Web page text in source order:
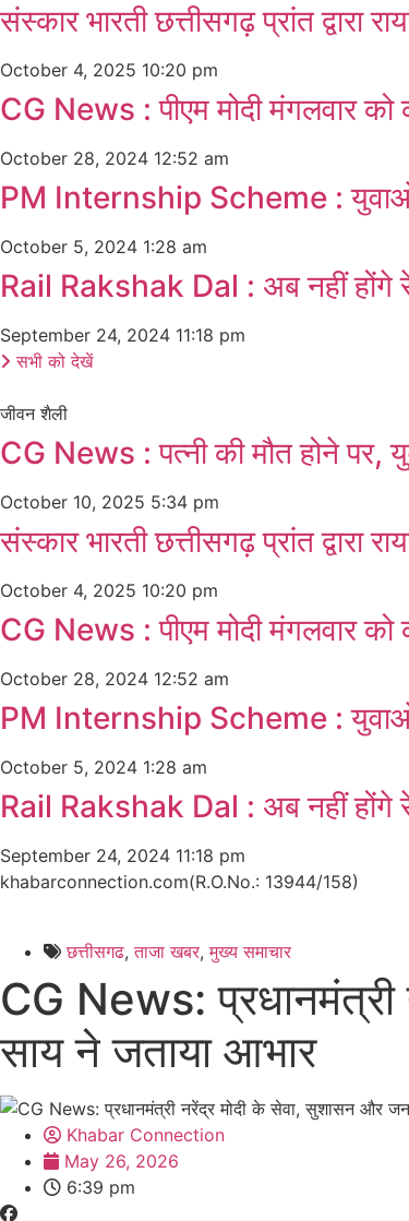
संस्कार भारती छत्तीसगढ़ प्रांत द्वारा
October 4, 2025 10:20 pm
CG News : पीएम मोदी मंगलवार
October 28, 2024 12:52 am
PM Internship Scheme : युवाओं
October 5, 2024 1:28 am
Rail Rakshak Dal : अब नहीं होंगे
September 24, 2024 11:18 pm
सभी को देखें
जीवन शैली
CG News : पत्नी की मौत होने पर,
October 10, 2025 5:34 pm
संस्कार भारती छत्तीसगढ़ प्रांत द्वारा
October 4, 2025 10:20 pm
CG News : पीएम मोदी मंगलवार
October 28, 2024 12:52 am
PM Internship Scheme : युवाओं
October 5, 2024 1:28 am
Rail Rakshak Dal : अब नहीं होंगे
September 24, 2024 11:18 pm
khabarconnection.com(R.O.No.: 13944/158)
छत्तीसगढ,ताजा खबर,मुख्य समाचार​
CG News:
साय ने जताया आभार
Khabar Connection
May 26, 2026
6:39 pm